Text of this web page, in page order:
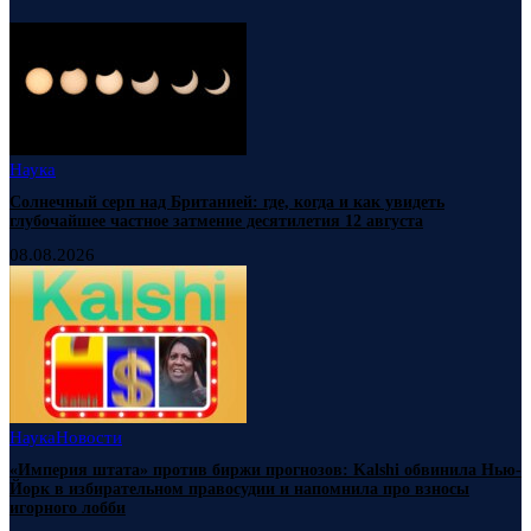
Наука
Солнечный серп над Британией: где, когда и как увидеть
глубочайшее частное затмение десятилетия 12 августа
08.08.2026
НаукаНовости
«Империя штата» против биржи прогнозов: Kalshi обвинила Нью-
Йорк в избирательном правосудии и напомнила про взносы
игорного лобби